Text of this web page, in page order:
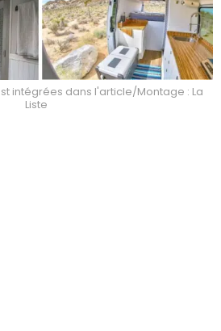
intégrées dans l'article/Montage : La
Liste